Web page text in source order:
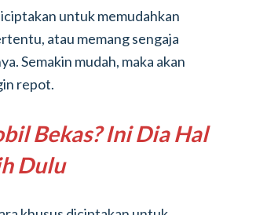
untuk memudahkan
atau memang sengaja
Semakin mudah, maka akan
repot.
Bekas? Ini Dia Hal
Dulu